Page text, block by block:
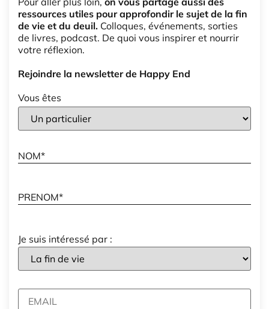
ressources utiles pour approfondir le sujet de la fin
de vie et du deuil. Colloques, événements, sorties
de livres, podcast. De quoi vous inspirer et nourrir
votre réflexion.
Rejoindre la newsletter de Happy End
Vous êtes
Je suis intéressé par :